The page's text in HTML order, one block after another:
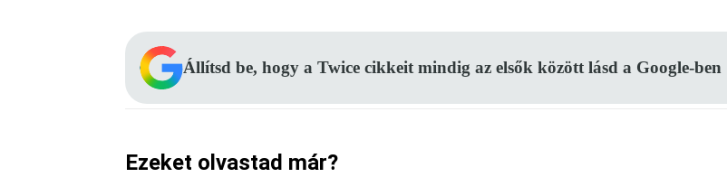
Állítsd be, hogy a Twice cikkeit mindig az elsők között lásd a Google-ben
Ezeket olvastad már?